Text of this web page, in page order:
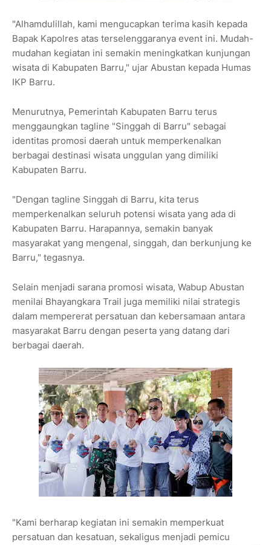
"Alhamdulillah, kami mengucapkan terima kasih kepada
Bapak Kapolres atas terselenggaranya event ini. Mudah-
mudahan kegiatan ini semakin meningkatkan kunjungan
wisata di Kabupaten Barru," ujar Abustan kepada Humas
IKP Barru.
Menurutnya, Pemerintah Kabupaten Barru terus
menggaungkan tagline "Singgah di Barru" sebagai
identitas promosi daerah untuk memperkenalkan
berbagai destinasi wisata unggulan yang dimiliki
Kabupaten Barru.
"Dengan tagline Singgah di Barru, kita terus
memperkenalkan seluruh potensi wisata yang ada di
Kabupaten Barru. Harapannya, semakin banyak
masyarakat yang mengenal, singgah, dan berkunjung ke
Barru," tegasnya.
Selain menjadi sarana promosi wisata, Wabup Abustan
menilai Bhayangkara Trail juga memiliki nilai strategis
dalam mempererat persatuan dan kebersamaan antara
masyarakat Barru dengan peserta yang datang dari
berbagai daerah.
"Kami berharap kegiatan ini semakin memperkuat
persatuan dan kesatuan, sekaligus menjadi pemicu